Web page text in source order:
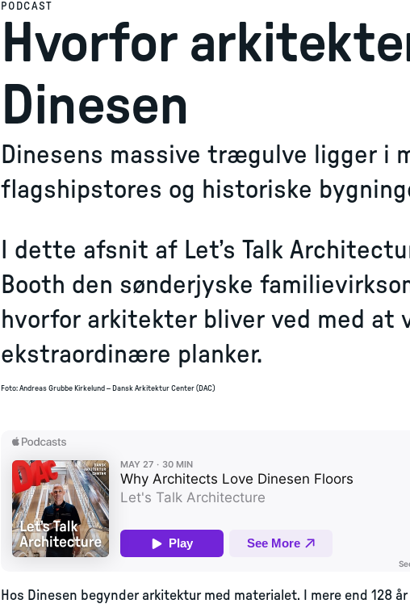
PODCAST
Hvorfor
Dinesen
Dinesens massive trægulve ligger i
flagshipstores og historiske
I dette afsnit af Let’s Talk
Booth den sønderjyske
hvorfor arkitekter bliver ved med at
ekstraordinære planker.
Foto: Andreas Grubbe Kirkelund – Dansk Arkitektur Center (DAC)
Hos Dinesen begynder arkitektur med materialet. I mere end 128